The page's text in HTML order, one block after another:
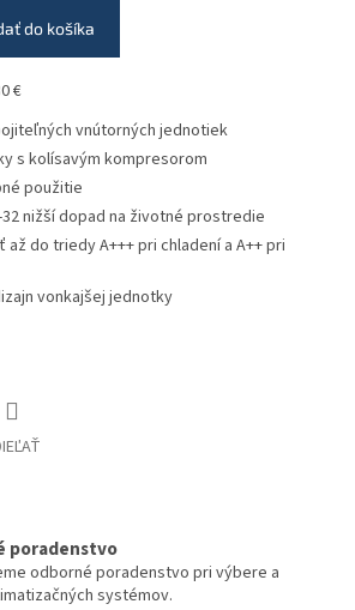
do košíka
€
vnútorných jednotiek
s kolísavým kompresorom
použitie
32 nižší dopad na životné prostredie
až do triedy A+++ pri chladení a A++ pri
vonkajšej jednotky
poradenstvo
odborné poradenstvo pri výbere a
systémov.